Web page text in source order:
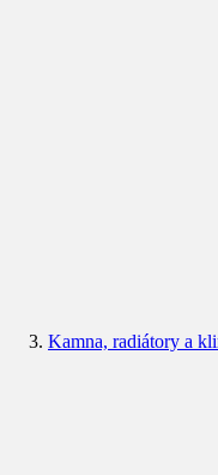
Kamna, radiátory a